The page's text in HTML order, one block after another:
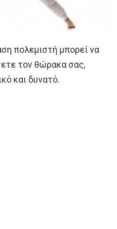
πολεμιστή μπορεί να
τον θώρακα σας,
και δυνατό.